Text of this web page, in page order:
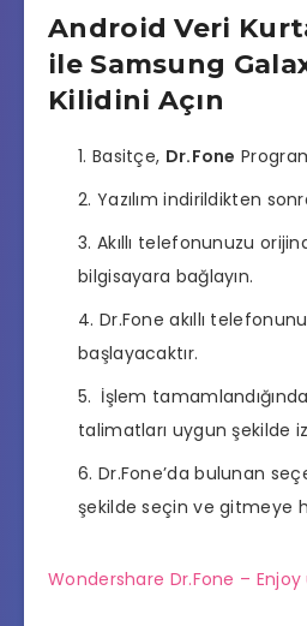
Android Veri
ile Samsung
Kilidini Açın
Basitçe, Dr.Fone
Yazılım indirildikten
Akıllı telefonunuzu
bilgisayara bağlayın.
Dr.Fone akıllı
başlayacaktır.
İşlem
talimatları uygun şekilde
Dr.Fone’da bulunan
şekilde seçin ve gitmeye
Wondershare Dr.Fone –